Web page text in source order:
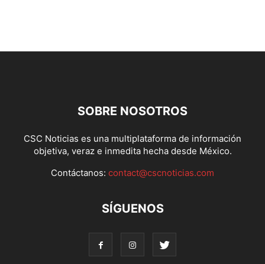
SOBRE NOSOTROS
CSC Noticias es una multiplataforma de información
objetiva, veraz e inmedita hecha desde México.
Contáctanos: contact@cscnoticias.com
SÍGUENOS